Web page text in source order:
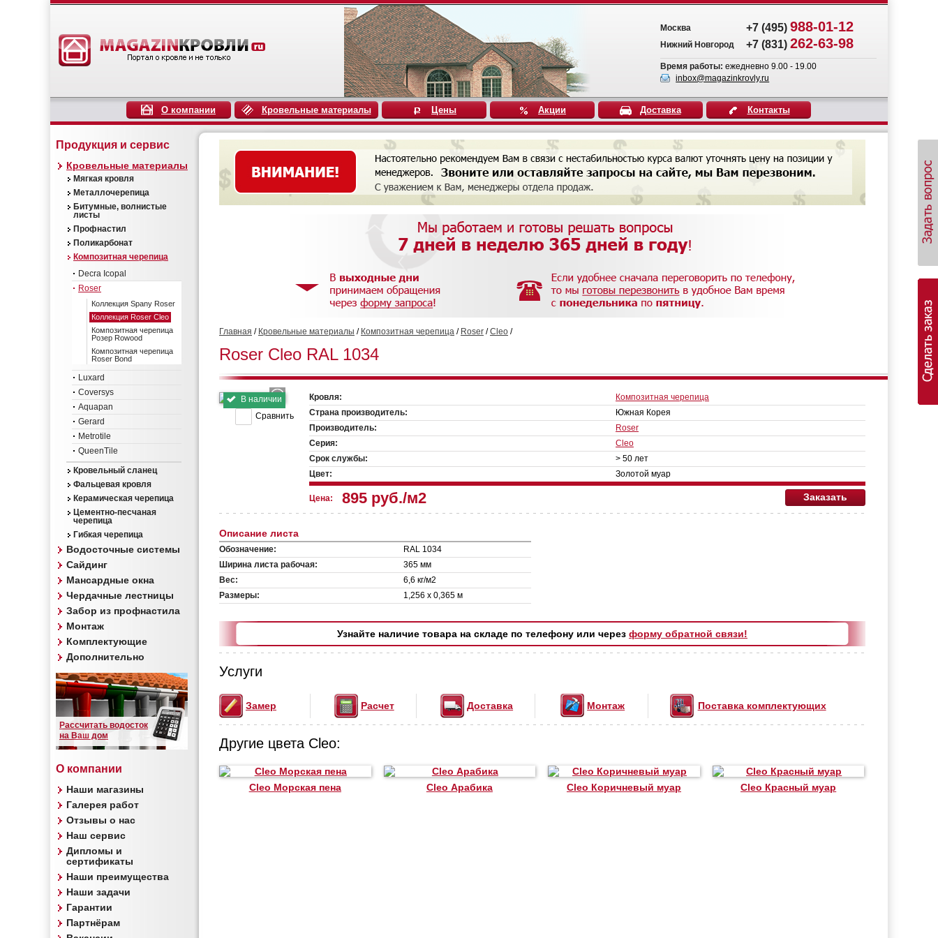
Москва +7 (495)988-01-12
Нижний Новгород +7 (831)262-63-98
Время работы: ежедневно 9.00 - 19.00
inbox@magazinkrovly.ru
О компании Кровельные материалы Цены Акции Доставка Контакты
Продукция и сервис
Кровельные материалы
Мягкая кровля
Металлочерепица
Битумные, волнистые
листы
Профнастил
Поликарбонат
Композитная черепица
Decra Icopal
Roser
Коллекция Spany Roser
Коллекция Roser Cleo
Композитная черепица
Розер Rowood
Композитная черепица
Roser Bond
Luxard
Coversys
Aquapan
Gerard
Metrotile
QueenTile
Кровельный сланец
Фальцевая кровля
Керамическая черепица
Цементно-песчаная
черепица
Гибкая черепица
Водосточные системы
Сайдинг
Мансардные окна
Чердачные лестницы
Забор из профнастила
Монтаж
Комплектующие
Дополнительно
Рассчитать водосток
на Ваш дом
О компании
Наши магазины
Галерея работ
Отзывы о нас
Наш сервис
Дипломы и
сертификаты
Наши преимущества
Наши задачи
Гарантии
Партнёрам
Главная / Кровельные материалы / Композитная черепица / Roser /Cleo /
Roser Cleo RAL 1034
В наличии
Сравнить
Кровля:
Композитная черепица
Страна производитель:
Южная Корея
Производитель:
Roser
Серия:
Cleo
Срок службы:
> 50 лет
Цвет:
Золотой муар
Цена: 895 руб./м2 Заказать
Описание листа
Обозначение:
RAL 1034
Ширина листа рабочая:
365 мм
Вес:
6,6 кг/м2
Размеры:
1,256 х 0,365 м
Узнайте наличие товара на складе по телефону или через форму обратной связи!
Услуги
Замер Расчет Доставка Монтаж Поставка комплектующих
Другие цвета Cleo:
Cleo Морская пена Cleo Арабика Cleo Коричневый муар Cleo Красный муар